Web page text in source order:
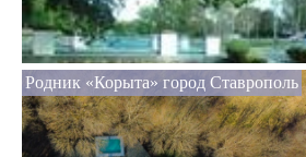
Родник «Корыта» город Ставрополь